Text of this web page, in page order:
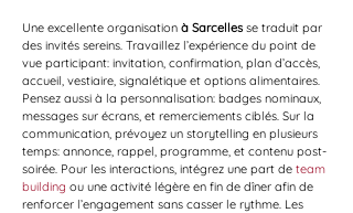
Une excellente organisation à Sarcelles se traduit par
des invités sereins. Travaillez l’expérience du point de
vue participant: invitation, confirmation, plan d’accès,
accueil, vestiaire, signalétique et options alimentaires.
Pensez aussi à la personnalisation: badges nominaux,
messages sur écrans, et remerciements ciblés. Sur la
communication, prévoyez un storytelling en plusieurs
temps: annonce, rappel, programme, et contenu post-
soirée. Pour les interactions, intégrez une part de team
building ou une activité légère en fin de dîner afin de
renforcer l’engagement sans casser le rythme. Les